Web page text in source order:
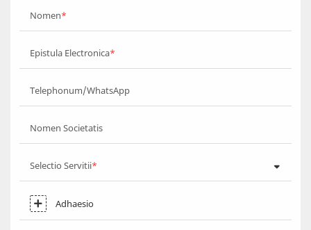
Nomen
Epistula Electronica
Telephonum/WhatsApp
Nomen Societatis
Selectio Servitii
Adhaesio